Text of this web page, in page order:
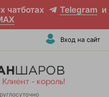
чатботах Telegram и
Вход на сайт